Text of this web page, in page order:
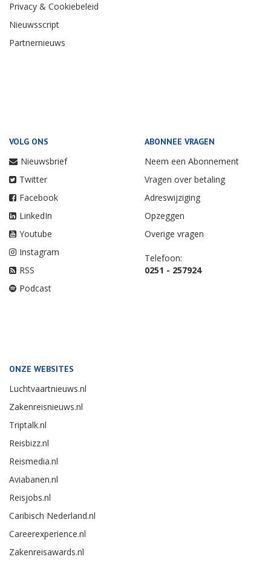
Privacy & Cookiebeleid
Nieuwsscript
Partnernieuws
VOLG ONS
Nieuwsbrief
Twitter
Facebook
LinkedIn
Youtube
Instagram
RSS
Podcast
ABONNEE VRAGEN
Neem een Abonnement
Vragen over betaling
Adreswijziging
Opzeggen
Overige vragen
Telefoon:
0251 - 257924
ONZE WEBSITES
Luchtvaartnieuws.nl
Zakenreisnieuws.nl
Triptalk.nl
Reisbizz.nl
Reismedia.nl
Aviabanen.nl
Reisjobs.nl
Caribisch Nederland.nl
Careerexperience.nl
Zakenreisawards.nl